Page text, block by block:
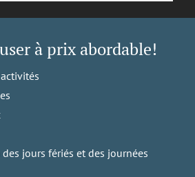
à prix abordable!
jours fériés et des journées